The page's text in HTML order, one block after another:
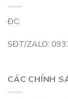
ĐC:
SĐT/ZALO:
CÁC CHÍNH